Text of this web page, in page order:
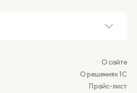
О сайте
О решениях 1С
Прайс-лист